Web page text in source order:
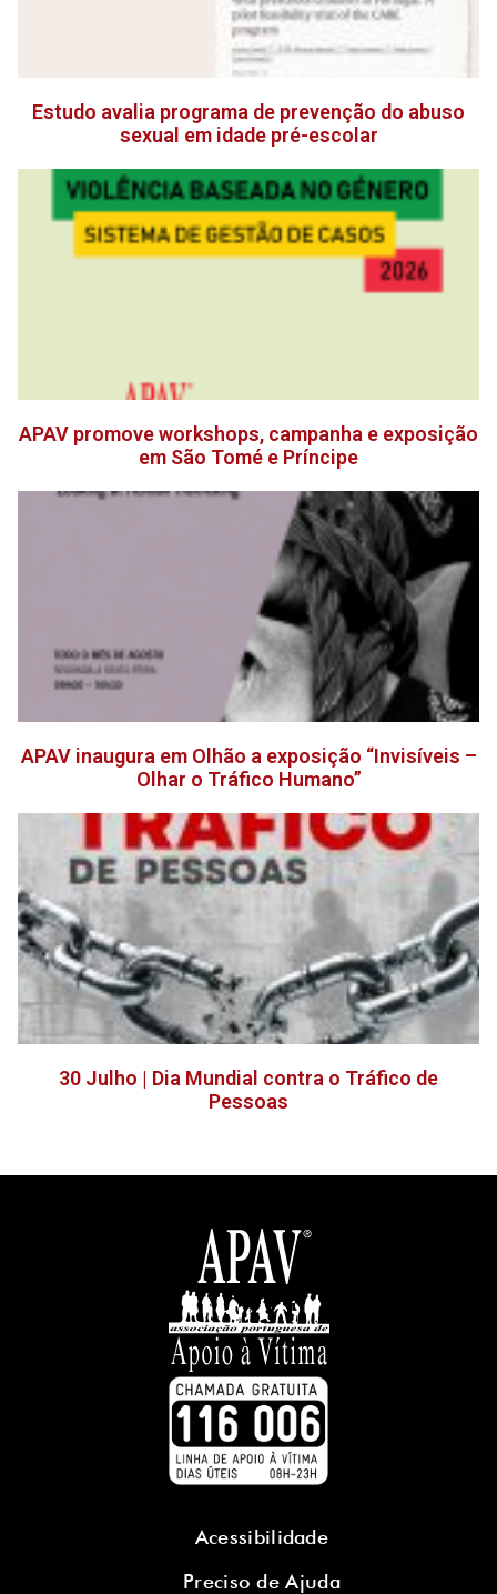
Estudo avalia programa de prevenção do abuso
sexual em idade pré-escolar
APAV promove workshops, campanha e exposição
em São Tomé e Príncipe
APAV inaugura em Olhão a exposição “Invisíveis –
Olhar o Tráfico Humano”
30 Julho | Dia Mundial contra o Tráfico de
Pessoas
Acessibilidade
Preciso de Ajuda